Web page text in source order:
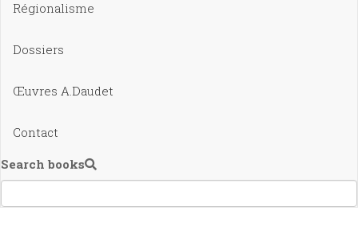
Régionalisme
Dossiers
Œuvres A.Daudet
Contact
Search books